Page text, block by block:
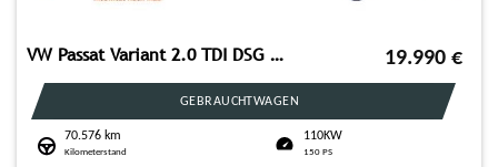
VW Passat Variant 2.0 TDI DSG CONCEPTLINE +LED +RKA 19.990 €
GEBRAUCHTWAGEN
70.576 km
Kilometerstand
110KW
150 PS